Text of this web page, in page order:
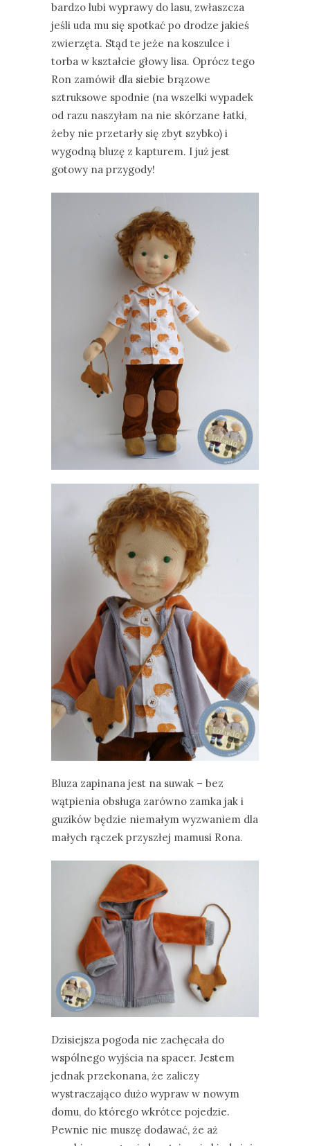
bardzo lubi wyprawy do lasu, zwłaszcza
jeśli uda mu się spotkać po drodze jakieś
zwierzęta. Stąd te jeże na koszulce i
torba w kształcie głowy lisa. Oprócz tego
Ron zamówił dla siebie brązowe
sztruksowe spodnie (na wszelki wypadek
od razu naszyłam na nie skórzane łatki,
żeby nie przetarły się zbyt szybko) i
wygodną bluzę z kapturem. I już jest
gotowy na przygody!
Bluza zapinana jest na suwak – bez
wątpienia obsługa zarówno zamka jak i
guzików będzie niemałym wyzwaniem dla
małych rączek przyszłej mamusi Rona.
Dzisiejsza pogoda nie zachęcała do
wspólnego wyjścia na spacer. Jestem
jednak przekonana, że zaliczy
wystraczająco dużo wypraw w nowym
domu, do którego wkrótce pojedzie.
Pewnie nie muszę dodawać, że aż